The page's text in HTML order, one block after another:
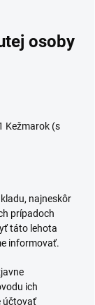
osoby
Kežmarok (s
najneskôr
prípadoch
táto lehota
informovať.
ich
účtovať